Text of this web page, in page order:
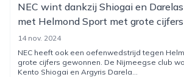
NEC wint dankzij Shiogai en
met Helmond Sport met grote cijfers
14 nov. 2024
NEC heeft ook een oefenwedstrijd tegen
grote cijfers gewonnen. De Nijmeegse club
Kento Shiogai en Argyris Darela...